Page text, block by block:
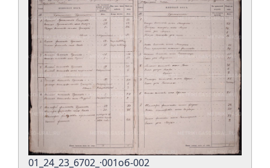
01_24_23_6702_·001об-002